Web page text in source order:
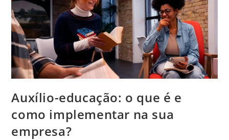
Auxílio-educação: o que é e
como implementar na sua
empresa?